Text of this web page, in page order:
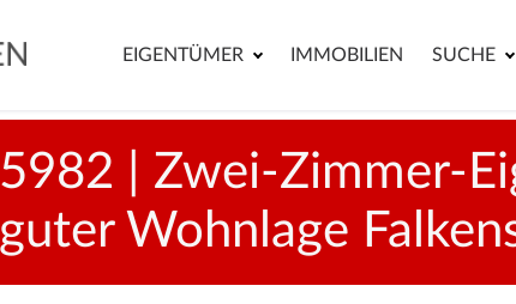
EIGENTÜMER IMMOBILIEN SUCHE
5982 | Zwei-Zimmer-
guter Wohnlage